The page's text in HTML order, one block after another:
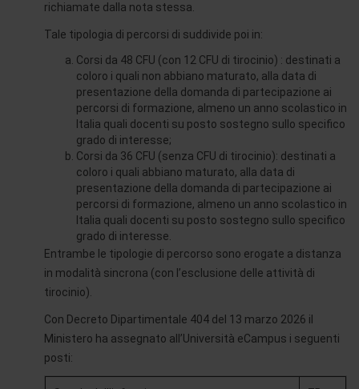
richiamate dalla nota stessa.
Tale tipologia di percorsi di suddivide poi in:
Corsi da 48 CFU (con 12 CFU di tirocinio) : destinati a
coloro i quali non abbiano maturato, alla data di
presentazione della domanda di partecipazione ai
percorsi di formazione, almeno un anno scolastico in
Italia quali docenti su posto sostegno sullo specifico
grado di interesse;
Corsi da 36 CFU (senza CFU di tirocinio): destinati a
coloro i quali abbiano maturato, alla data di
presentazione della domanda di partecipazione ai
percorsi di formazione, almeno un anno scolastico in
Italia quali docenti su posto sostegno sullo specifico
grado di interesse.
Entrambe le tipologie di percorso sono erogate a distanza
in modalità sincrona (con l’esclusione delle attività di
tirocinio).
Con Decreto Dipartimentale 404 del 13 marzo 2026 il
Ministero ha assegnato all’Università eCampus i seguenti
posti: